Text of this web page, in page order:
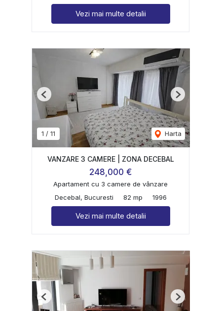
Vezi mai multe detalii
1 / 11 Harta
Previous Next
VANZARE 3 CAMERE | ZONA DECEBAL
248,000 €
Apartament cu 3 camere de vânzare
Decebal, Bucuresti
82 mp 1996
Vezi mai multe detalii
Previous Next